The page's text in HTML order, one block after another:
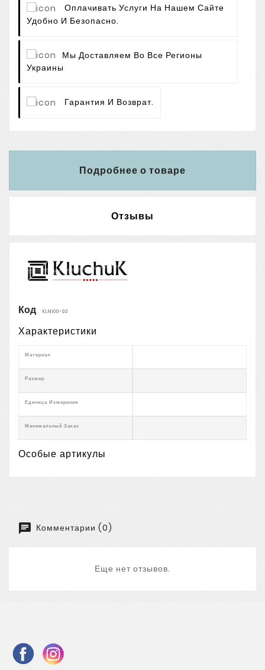
Оплачивать Услуги На Нашем Сайте
Удобно И Безопасно.
Мы Доставляем Во Все Регионы
Украины
Гарантия И Возврат.
Подробнее о товаре
Отзывы
Код KLN100-03
Характеристики
Материал
Размер
Единица Измерения
Минимальный Заказ
Особые артикулы
Комментарии (0)
Еще нет отзывов.